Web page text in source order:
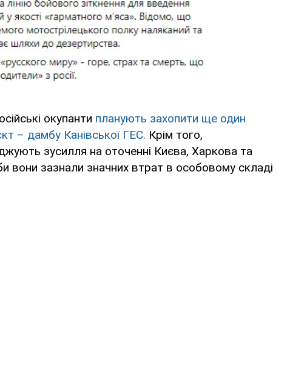
окупанти планують захопити ще один
– дамбу Канівської ГЕС. Крім того,
зусилля на оточенні Києва, Харкова та
вони зазнали значних втрат в особовому складі